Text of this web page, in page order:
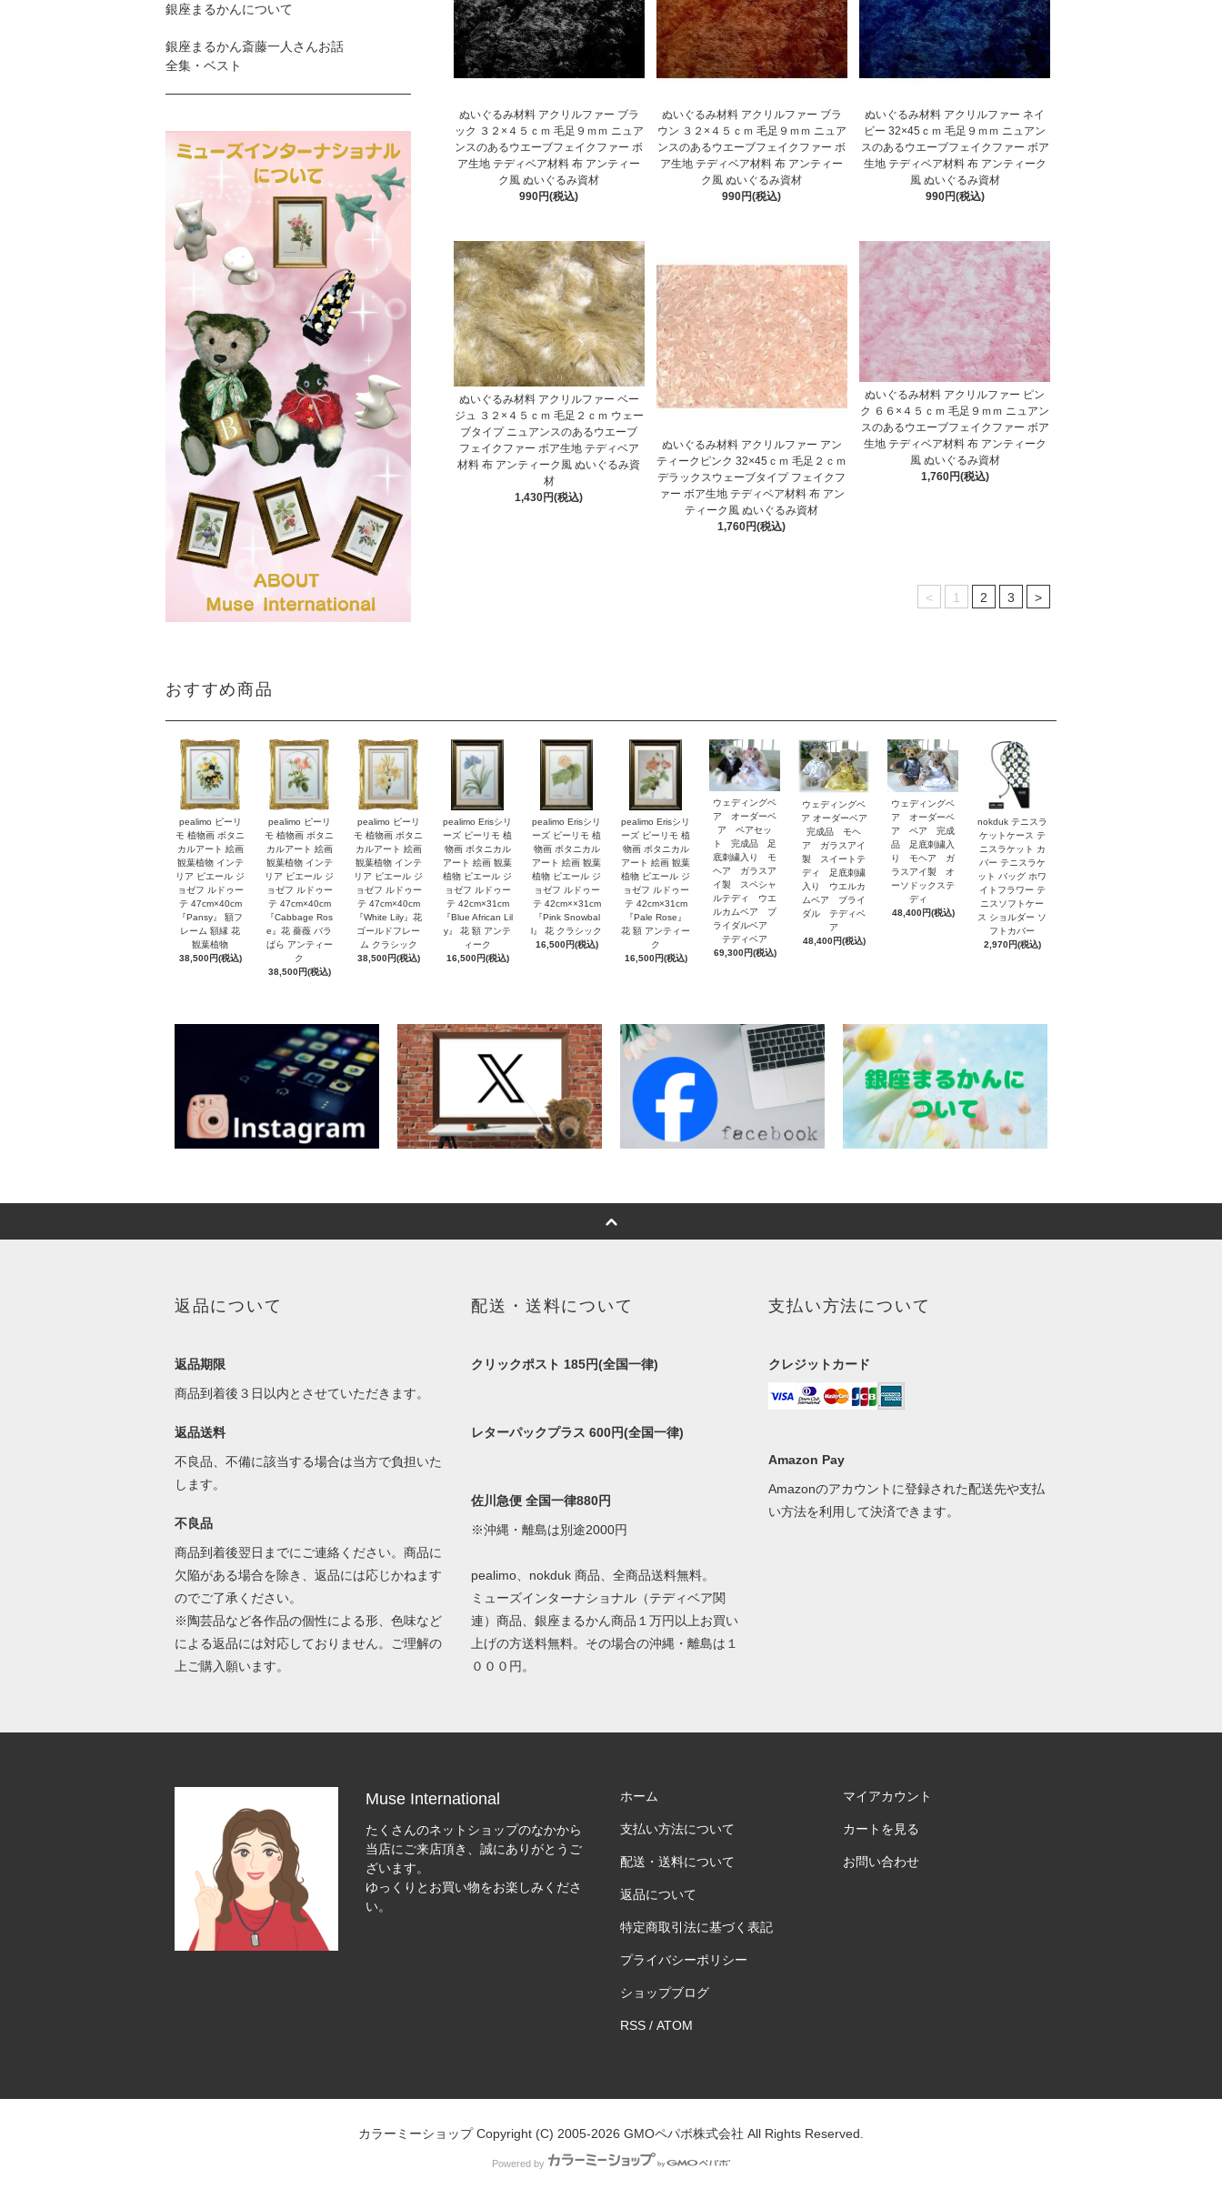
ぬいぐるみ材料 アクリルファー ブラ
ック ３２×４５ｃｍ 毛足９ｍｍ ニュア
ンスのあるウエーブフェイクファー ボ
ア生地 テディベア材料 布 アンティー
ク風 ぬいぐるみ資材
990円(税込)
ぬいぐるみ材料 アクリルファー ブラ
ウン ３２×４５ｃｍ 毛足９ｍｍ ニュア
ンスのあるウエーブフェイクファー ボ
ア生地 テディベア材料 布 アンティー
ク風 ぬいぐるみ資材
990円(税込)
ぬいぐるみ材料 アクリルファー ネイ
ビー 32×45ｃｍ 毛足９ｍｍ ニュアン
スのあるウエーブフェイクファー ボア
生地 テディベア材料 布 アンティーク
風 ぬいぐるみ資材
990円(税込)
ぬいぐるみ材料 アクリルファー ベー
ジュ ３２×４５ｃｍ 毛足２ｃｍ ウェー
ブタイプ ニュアンスのあるウエーブ
フェイクファー ボア生地 テディベア
材料 布 アンティーク風 ぬいぐるみ資
材
1,430円(税込)
ぬいぐるみ材料 アクリルファー アン
ティークピンク 32×45ｃｍ 毛足２ｃｍ
デラックスウェーブタイプ フェイクフ
ァー ボア生地 テディベア材料 布 アン
ティーク風 ぬいぐるみ資材
1,760円(税込)
ぬいぐるみ材料 アクリルファー ピン
ク ６６×４５ｃｍ 毛足９ｍｍ ニュアン
スのあるウエーブフェイクファー ボア
生地 テディベア材料 布 アンティーク
風 ぬいぐるみ資材
1,760円(税込)
< 1 2 3 >
銀座まるかんについて
銀座まるかん斎藤一人さんお話
全集・ベスト
おすすめ商品
pealimo ピーリ
モ 植物画 ボタニ
カルアート 絵画
観葉植物 インテ
リア ピエール ジ
ョゼフ ルドゥー
テ 47cm×40cm
『Pansy』 額フ
レーム 額縁 花
観葉植物
38,500円(税込)
pealimo ピーリ
モ 植物画 ボタニ
カルアート 絵画
観葉植物 インテ
リア ピエール ジ
ョゼフ ルドゥー
テ 47cm×40cm
『Cabbage Ros
e』花 薔薇 バラ
ばら アンティー
ク
38,500円(税込)
pealimo ピーリ
モ 植物画 ボタニ
カルアート 絵画
観葉植物 インテ
リア ピエール ジ
ョゼフ ルドゥー
テ 47cm×40cm
『White Lily』花
ゴールドフレー
ム クラシック
38,500円(税込)
pealimo Erisシリ
ーズ ピーリモ 植
物画 ボタニカル
アート 絵画 観葉
植物 ピエール ジ
ョゼフ ルドゥー
テ 42cm×31cm
『Blue African Lil
y』 花 額 アンテ
ィーク
16,500円(税込)
pealimo Erisシリ
ーズ ピーリモ 植
物画 ボタニカル
アート 絵画 観葉
植物 ピエール ジ
ョゼフ ルドゥー
テ 42cm××31cm
『Pink Snowbal
l』 花 クラシック
16,500円(税込)
pealimo Erisシリ
ーズ ピーリモ 植
物画 ボタニカル
アート 絵画 観葉
植物 ピエール ジ
ョゼフ ルドゥー
テ 42cm×31cm
『Pale Rose』
花 額 アンティー
ク
16,500円(税込)
ウェディングベ
ア オーダーベ
ア ペアセッ
ト 完成品 足
底刺繍入り モ
ヘア ガラスア
イ製 スペシャ
ルテディ ウエ
ルカムベア ブ
ライダルベア
テディベア
69,300円(税込)
ウェディングベ
ア オーダーベア
完成品 モヘ
ア ガラスアイ
製 スイートテ
ディ 足底刺繍
入り ウエルカ
ムベア ブライ
ダル テディベ
ア
48,400円(税込)
ウェディングベ
ア オーダーベ
ア ペア 完成
品 足底刺繍入
り モヘア ガ
ラスアイ製 オ
ーソドックステ
ディ
48,400円(税込)
nokduk テニスラ
ケットケース テ
ニスラケット カ
バー テニスラケ
ット バッグ ホワ
イトフラワー テ
ニスソフトケー
ス ショルダー ソ
フトカバー
2,970円(税込)
返品について
返品期限
商品到着後３日以内とさせていただきます。
返品送料
不良品、不備に該当する場合は当方で負担いた
します。
不良品
商品到着後翌日までにご連絡ください。商品に
欠陥がある場合を除き、返品には応じかねます
のでご了承ください。
※陶芸品など各作品の個性による形、色味など
による返品には対応しておりません。ご理解の
上ご購入願います。
配送・送料について
クリックポスト 185円(全国一律)
レターパックプラス 600円(全国一律)
佐川急便 全国一律880円
※沖縄・離島は別途2000円
pealimo、nokduk 商品、全商品送料無料。
ミューズインターナショナル（テディベア関
連）商品、銀座まるかん商品１万円以上お買い
上げの方送料無料。その場合の沖縄・離島は１
０００円。
支払い方法について
クレジットカード
Amazon Pay
Amazonのアカウントに登録された配送先や支払
い方法を利用して決済できます。
Muse International
たくさんのネットショップのなかから
当店にご来店頂き、誠にありがとうご
ざいます。
ゆっくりとお買い物をお楽しみくださ
い。
ホーム
支払い方法について
配送・送料について
返品について
特定商取引法に基づく表記
プライバシーポリシー
ショップブログ
RSS/ ATOM
マイアカウント
カートを見る
お問い合わせ
カラーミーショップCopyright (C) 2005-2026 GMOペパボ株式会社 All Rights Reserved.
Powered by